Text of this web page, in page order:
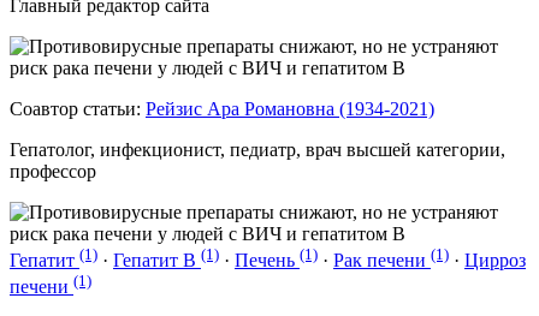
Главный редактор сайта
Соавтор статьи: Рейзис Ара Романовна (1934-2021)
Гепатолог, инфекционист, педиатр, врач высшей категории,
профессор
Гепатит (1) · Гепатит B (1) · Печень (1) · Рак печени (1) · Цирроз
печени (1)